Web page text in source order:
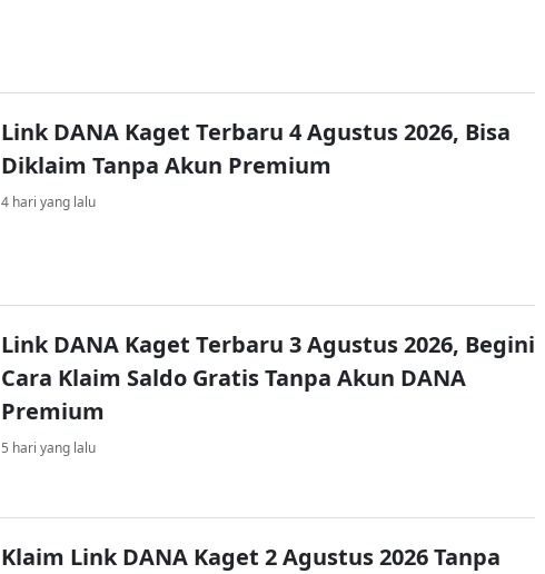
Link DANA Kaget Terbaru 4 Agustus 2026, Bisa
Diklaim Tanpa Akun Premium
4 hari yang lalu
Link DANA Kaget Terbaru 3 Agustus 2026, Begini
Cara Klaim Saldo Gratis Tanpa Akun DANA
Premium
5 hari yang lalu
Klaim Link DANA Kaget 2 Agustus 2026 Tanpa